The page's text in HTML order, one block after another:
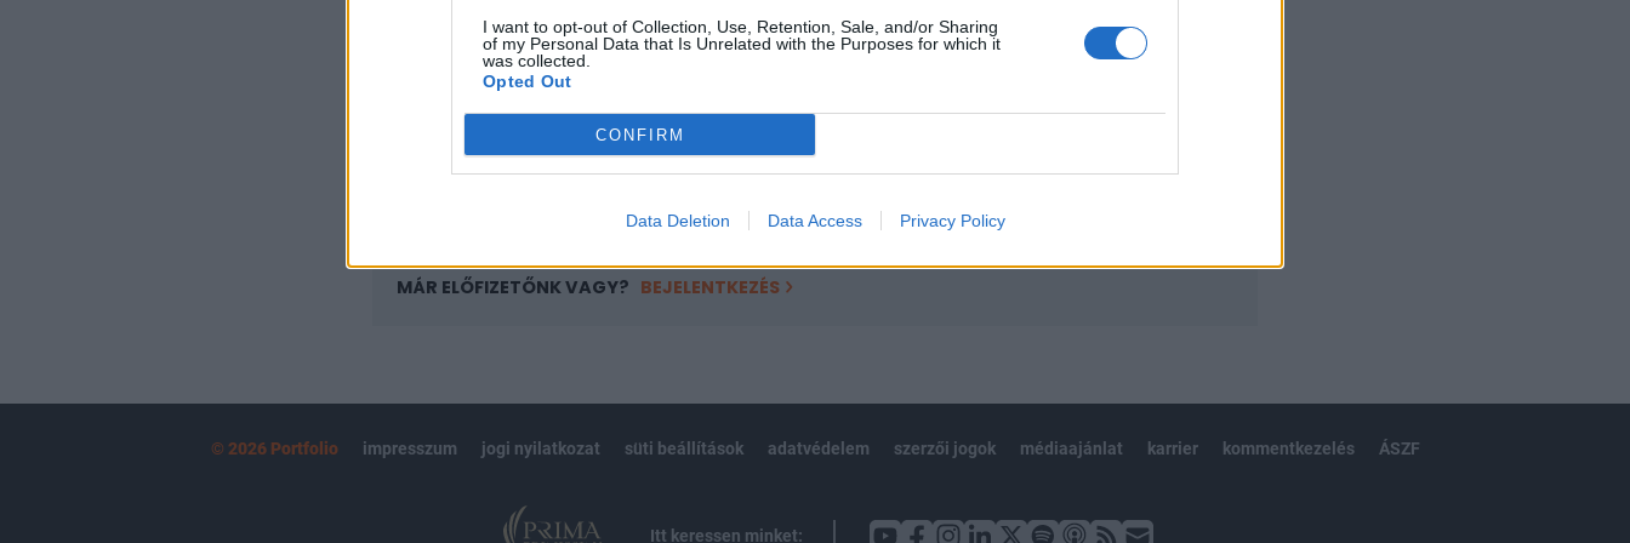
I want to opt-out of Collection, Use, Retention, Sale, and/or Sharing
of my Personal Data that Is Unrelated with the Purposes for which it
was collected.
Opted Out
CONFIRM
Data Deletion Data Access Privacy Policy
Az előfizetés a következőket tartalmazza:
Portfolio.hu teljes cikkarchívum
Kötéslisták: BÉT elmúlt 2 év napon belüli
MÁR ELŐFIZETŐNK VAGY? BEJELENTKEZÉS
© 2026 Portfolio impresszum jogi nyilatkozat süti beállítások adatvédelem szerzői jogok médiaajánlat karrier kommentkezelés ÁSZF
Itt keressen minket: